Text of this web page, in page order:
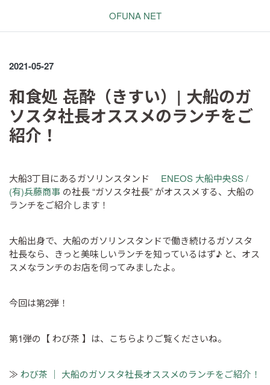
OFUNA NET
2021-05-27
和食処 㐂酔（きすい）| 大船のガ
ソスタ社長オススメのランチをご
紹介！
大船3丁目にあるガソリンスタンド
ENEOS 大船中央SS /
(有)兵藤商事 の社長 “ガソスタ社長” がオススメする、大船の
ランチをご紹介します！
大船出身で、大船のガソリンスタンドで働き続けるガソスタ
社長なら、きっと美味しいランチを知っているはず♪ と、オス
スメなランチのお店を伺ってみましたよ。
今回は第2弾！
第1弾の【 わび茶 】は、こちらよりご覧くださいね。
≫ わび茶 ｜ 大船のガソスタ社長オススメのランチをご紹介！